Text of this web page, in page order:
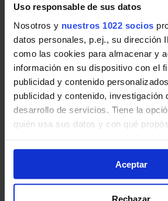
Uso responsable de sus datos
Nosotros y nuestros 1022 socios
datos personales, p.ej., su dirección
como las cookies para almacenar y
información en su dispositivo con el
publicidad y contenido
publicidad y contenido, investigación
desarrollo de servicios. Tiene la
quién usa sus datos y con qué
momento desde la Declaración de
el Menú de consentimiento.
Si lo permite, también quisiéramos:
Aceptar
Rechazar
Noticias, novedades e incidencias
Madrid en Madrid:
Recuperación de Parada:
Castellana. Afectadas 5 líneas
El 5 de agosto, desde las 13:00
aproximadamente, las líneas 42,
N24 recuperan la parada 3568
finalización de obras.